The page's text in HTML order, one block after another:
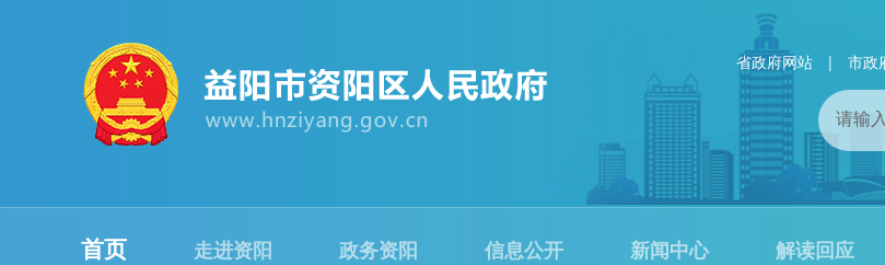
省政府网站 | 市政
首页 走进资阳 政务资阳 信息公开 新闻中心 解读回应